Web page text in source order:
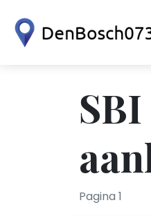
Pagina 1